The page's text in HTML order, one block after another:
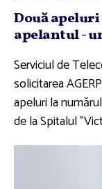
Două apeluri
apelantul -
Serviciul de
solicitarea
apeluri la
de la Spitalul